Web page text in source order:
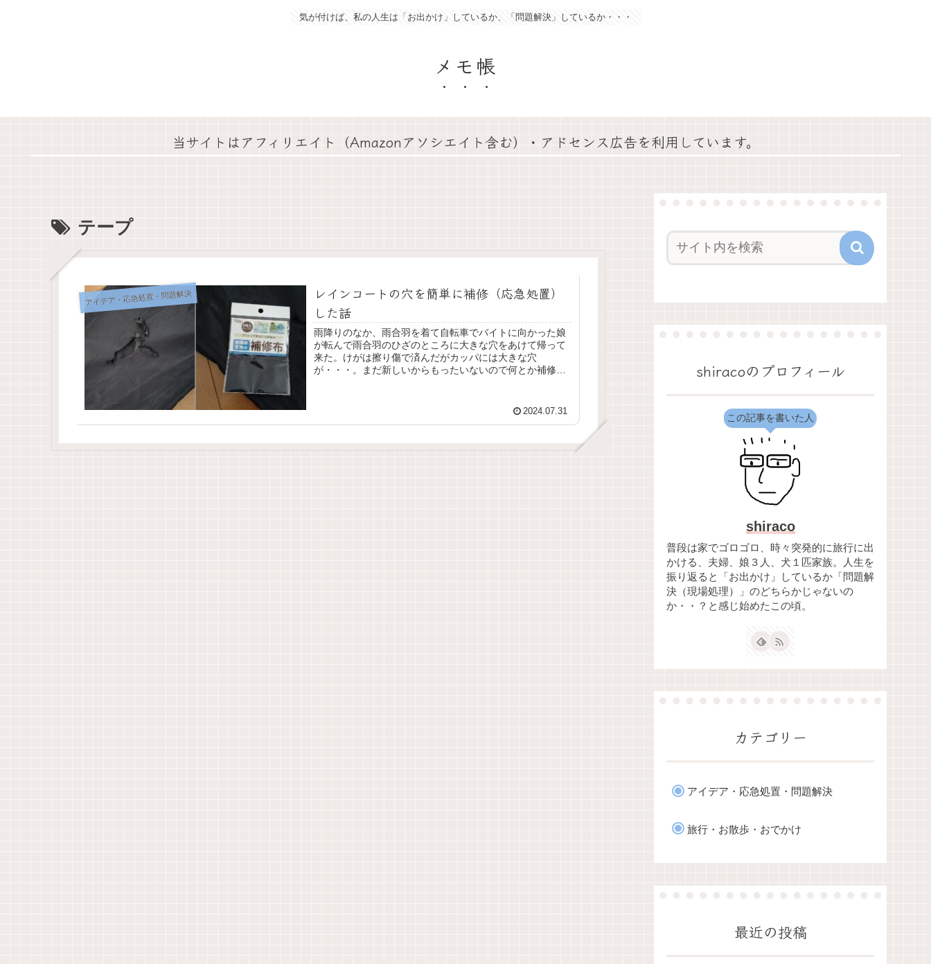
気が付けば、私の人生は「お出かけ」しているか、「問題解決」しているか・・・
メモ帳
当サイトはアフィリエイト（Amazonアソシエイト含む）・アドセンス広告を利用しています。
テープ
アイデア・応急処置・問題解決
レインコートの穴を簡単に補修（応急処置）
した話
雨降りのなか、雨合羽を着て自転車でバイトに向かった娘
が転んで雨合羽のひざのところに大きな穴をあけて帰って
来た。けがは擦り傷で済んだがカッパには大きな穴
が・・・。まだ新しいからもったいないので何とか補修し
2024.07.31
shiracoのプロフィール
この記事を書いた人
shiraco
普段は家でゴロゴロ、時々突発的に旅行に出
かける、夫婦、娘３人、犬１匹家族。人生を
振り返ると「お出かけ」しているか「問題解
決（現場処理）」のどちらかじゃないの
か・・？と感じ始めたこの頃。
カテゴリー
アイデア・応急処置・問題解決
旅行・お散歩・おでかけ
最近の投稿